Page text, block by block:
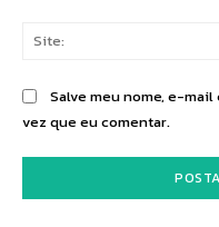
Salve meu nome, e-
vez que eu comentar.